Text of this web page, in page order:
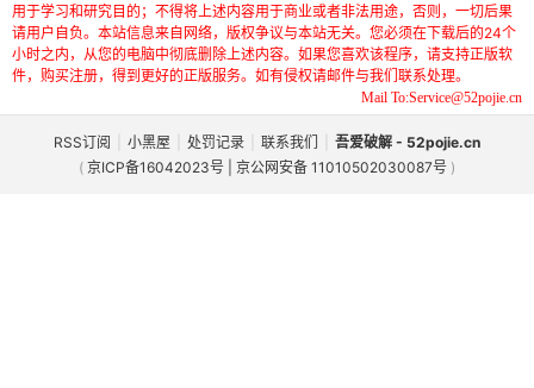
用于学习和研究目的；不得将上述内容用于商业或者非法用途，否则，一切后果
请用户自负。本站信息来自网络，版权争议与本站无关。您必须在下载后的24个
小时之内，从您的电脑中彻底删除上述内容。如果您喜欢该程序，请支持正版软
件，购买注册，得到更好的正版服务。如有侵权请邮件与我们联系处理。
Mail To:Service@52pojie.cn
RSS订阅 小黑屋 处罚记录 联系我们
吾爱破解 - 52pojie.cn
( 京ICP备16042023号 | 京公网安备 11010502030087号 )